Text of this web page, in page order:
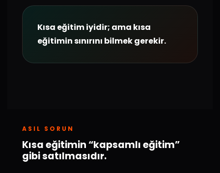
Kısa eğitim iyidir; ama kısa
eğitimin sınırını bilmek gerekir.
ASIL SORUN
Kısa eğitimin “kapsamlı eğitim”
gibi satılmasıdır.